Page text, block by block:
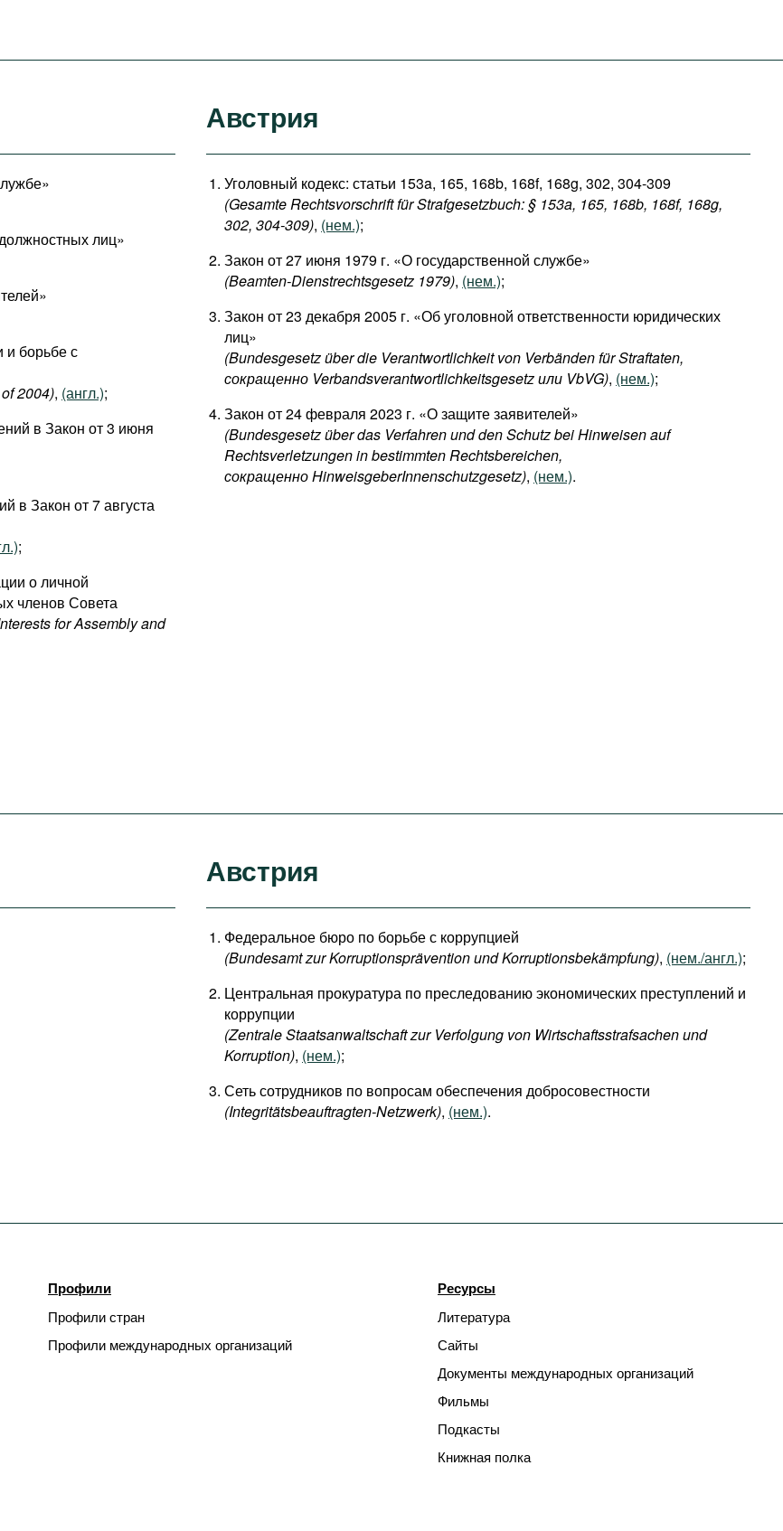
лиц»
борьбе с
2004), (англ.);
в Закон от 3 июня
в Закон от 7 августа
;
о личной
членов Совета
for Assembly and
Австрия
Уголовный кодекс: статьи 153a, 165, 168b, 168f, 168g, 302, 304-309
(Gesamte Rechtsvorschrift für Strafgesetzbuch: § 153a, 165, 168b, 168f, 168g,
302, 304-309), (нем.);
Закон от 27 июня 1979 г. «О государственной службе»
(Beamten-Dienstrechtsgesetz 1979), (нем.);
Закон от 23 декабря 2005 г. «Об уголовной ответственности юридических
лиц»
(Bundesgesetz über die Verantwortlichkeit von Verbänden für Straftaten,
сокращенно Verbandsverantwortlichkeitsgesetz или VbVG), (нем.);
Закон от 24 февраля 2023 г. «О защите заявителей»
(Bundesgesetz über das Verfahren und den Schutz bei Hinweisen auf
Rechtsverletzungen in bestimmten Rechtsbereichen,
сокращенно HinweisgeberInnenschutzgesetz), (нем.).
Австрия
Федеральное бюро по борьбе с коррупцией
(Bundesamt zur Korruptionsprävention und Korruptionsbekämpfung), (нем./англ.);
Центральная прокуратура по преследованию экономических преступлений и
коррупции
(Zentrale Staatsanwaltschaft zur Verfolgung von Wirtschaftsstrafsachen und
Korruption), (нем.);
Сеть сотрудников по вопросам обеспечения добросовестности
(Integritätsbeauftragten-Netzwerk), (нем.).
Профили
Профили стран
Профили международных организаций
Ресурсы
Литература
Сайты
Документы международных организаций
Фильмы
Подкасты
Книжная полка